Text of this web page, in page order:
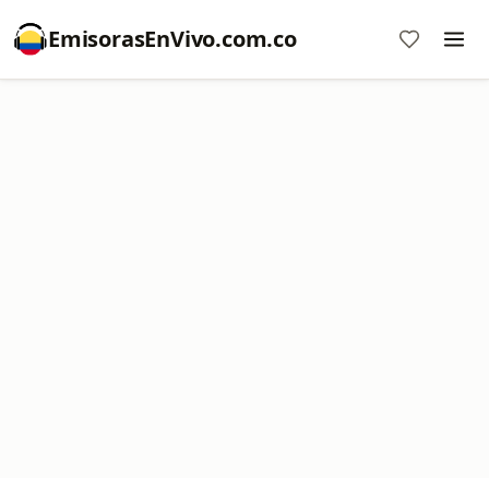
EmisorasEnVivo.com.co